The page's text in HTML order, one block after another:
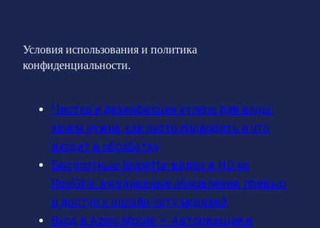
Условия использования и политика
конфиденциальности.
Чистка и дезинфекция кулера для воды:
зачем нужна, как часто проводить и что
входит в обработку
Бесплатные Brunette‑видео в HD на
RealGirls: ежедневные обновления, превью
и доступ к онлайн‑чату моделей
Вход в Azino Mobile — Авторизация в